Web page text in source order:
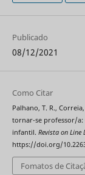
Publicado
08/12/2021
Como Citar
Palhano, T. R.,
tornar-se professor/a:
infantil. Revista on Line
https://doi.org/
Fomatos de